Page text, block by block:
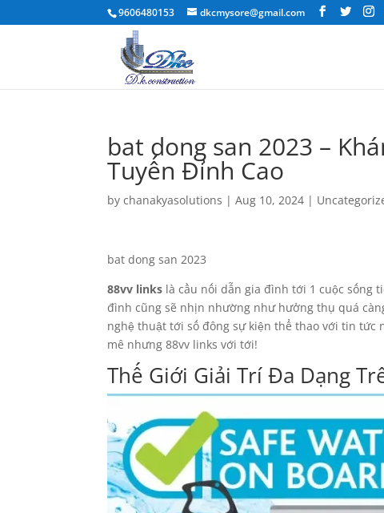
9606480153 dkcmysore@gmail.com
bat dong san 2023 –
Tuyến Đỉnh Cao
bychanakyasolutions |Aug 10, 2024 |
bat dong san 2023
88vv links là cầu nối dẫn gia đình tới 1 cuộc sống
đình cũng sẽ nhịn nhường như hưởng thụ quá
nghệ thuật tới số đông sự kiện thể thao với tin tức
mê nhưng 88vv links với tới!
Thế Giới Giải Trí Đa Dạng